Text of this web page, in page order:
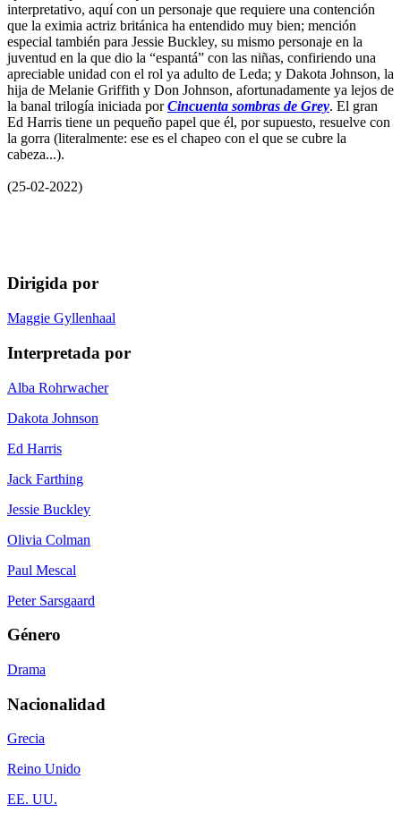
interpretativo, aquí con un personaje que requiere una contención
que la eximia actriz británica ha entendido muy bien; mención
especial también para Jessie Buckley, su mismo personaje en la
juventud en la que dio la “espantá” con las niñas, confiriendo una
apreciable unidad con el rol ya adulto de Leda; y Dakota Johnson, la
hija de Melanie Griffith y Don Johnson, afortunadamente ya lejos de
la banal trilogía iniciada porCincuenta sombras de Grey. El gran
Ed Harris tiene un pequeño papel que él, por supuesto, resuelve con
la gorra (literalmente: ese es el chapeo con el que se cubre la
cabeza...).
(25-02-2022)
Dirigida por
Maggie Gyllenhaal
Interpretada por
Alba Rohrwacher
Dakota Johnson
Ed Harris
Jack Farthing
Jessie Buckley
Olivia Colman
Paul Mescal
Peter Sarsgaard
Género
Drama
Nacionalidad
Grecia
Reino Unido
EE. UU.